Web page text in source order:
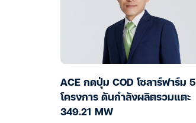
ACE กดปุ่ม COD โซลาร์ฟาร์ม 5
โครงการ ดันกำลังผลิตรวมแตะ
349.21 MW